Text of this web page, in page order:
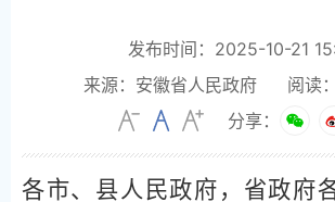
发布时间：2025-10-21
来源：安徽省人民政府
阅读：
分享：
各市、县人民政府，省政府